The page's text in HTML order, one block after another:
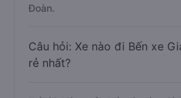
Đoàn.
Câu hỏi: Xe nào đi Bến xe
rẻ nhất?